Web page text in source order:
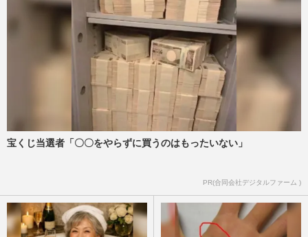
宝くじ当選者「〇〇をやらずに買うのはもったいない」
PR(合同会社デジタルファーム )